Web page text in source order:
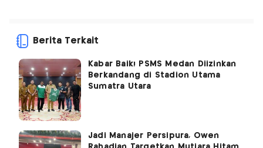
Berita Terkait
Kabar Baik! PSMS Medan Diizinkan
Berkandang di Stadion Utama
Sumatra Utara
Jadi Manajer Persipura, Owen